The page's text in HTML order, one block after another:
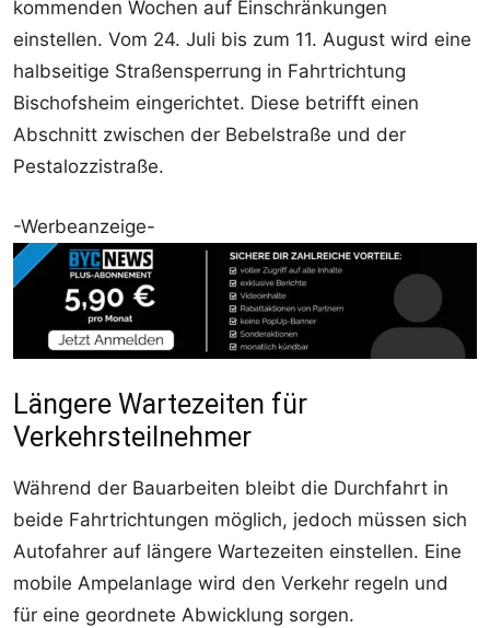
kommenden Wochen auf Einschränkungen
einstellen. Vom 24. Juli bis zum 11. August wird eine
halbseitige Straßensperrung in Fahrtrichtung
Bischofsheim eingerichtet. Diese betrifft einen
Abschnitt zwischen der Bebelstraße und der
Pestalozzistraße.
-Werbeanzeige-
Längere Wartezeiten für
Verkehrsteilnehmer
Während der Bauarbeiten bleibt die Durchfahrt in
beide Fahrtrichtungen möglich, jedoch müssen sich
Autofahrer auf längere Wartezeiten einstellen. Eine
mobile Ampelanlage wird den Verkehr regeln und
für eine geordnete Abwicklung sorgen.